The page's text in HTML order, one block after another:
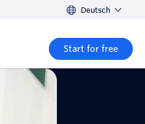
Deutsch
Start for free